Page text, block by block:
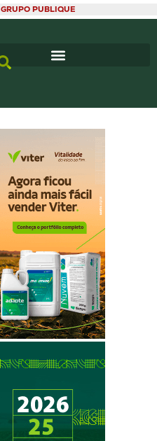
GRUPO PUBLIQUE